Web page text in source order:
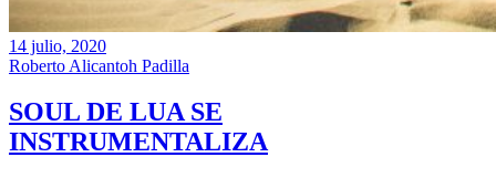
14 julio, 2020
Roberto Alicantoh Padilla
SOUL DE LUA SE
INSTRUMENTALIZA